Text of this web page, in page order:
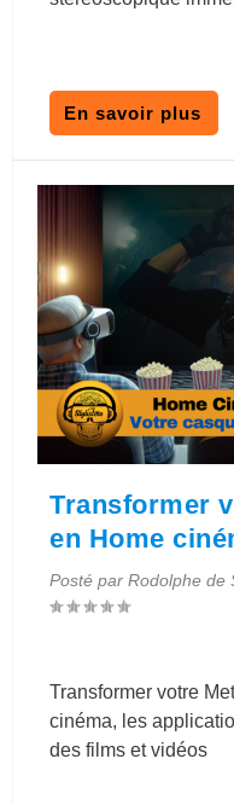
En savoir plus
Transformer
en Home
Posté parRodolphe de
Transformer votre
cinéma, les
des films et vidéos